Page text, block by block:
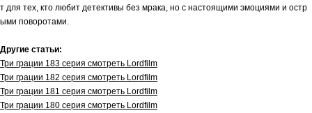
т для тех, кто любит детективы без мрака, но с настоящими эмоциями и остр
ыми поворотами.
Другие статьи:
Три грации 183 серия смотреть Lordfilm
Три грации 182 серия смотреть Lordfilm
Три грации 181 серия смотреть Lordfilm
Три грации 180 серия смотреть Lordfilm